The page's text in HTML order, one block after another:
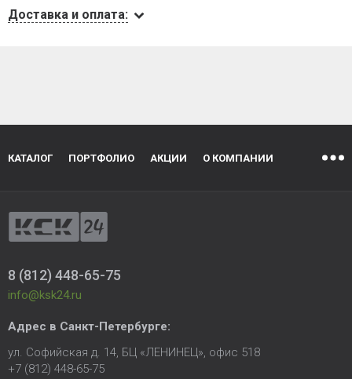
Доставка и оплата:
КАТАЛОГ ПОРТФОЛИО АКЦИИ О КОМПАНИИ
8 (812) 448-65-75
info@ksk24.ru
Адрес в Санкт-Петербурге:
ул. Софийская д. 14, БЦ «ЛЕНИНЕЦ», офис 518
+7 (812) 448-65-75